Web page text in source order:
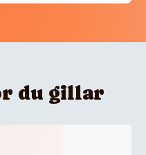
du gillar